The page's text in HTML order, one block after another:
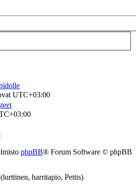
UTC+03:00
phpBB® Forum Software © phpBB
harritapio, Pettis)